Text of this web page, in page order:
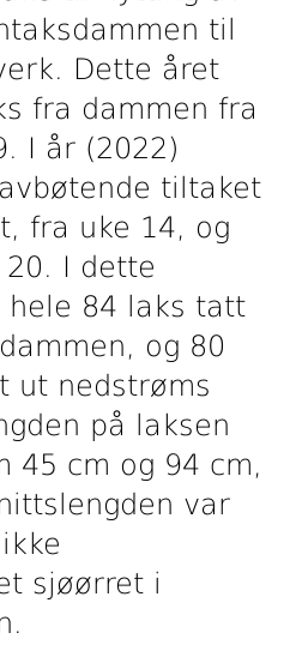
til
Dette året
fra dammen fra
I år (2022)
tiltaket
fra uke 14, og
I dette
84 laks tatt
og 80
ut nedstrøms
på laksen
45 cm og 94 cm,
var
sjøørret i